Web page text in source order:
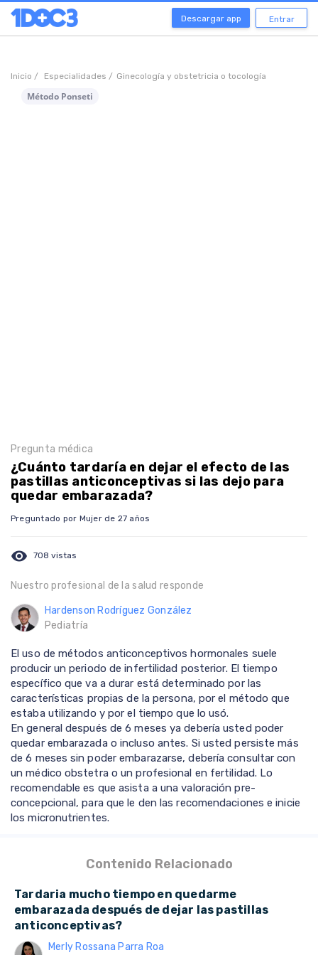
Descargar app Entrar
Inicio / Especialidades / Ginecología y obstetricia o tocología
Método Ponseti
Pregunta médica
¿Cuánto tardaría en dejar el efecto de las
pastillas anticonceptivas si las dejo para
quedar embarazada?
Preguntado por Mujer de 27 años
visibility 708 vistas
Nuestro profesional de la salud responde
Hardenson Rodríguez González
Pediatría
El uso de métodos anticonceptivos hormonales suele
producir un periodo de infertilidad posterior. El tiempo
específico que va a durar está determinado por las
características propias de la persona, por el método que
estaba utilizando y por el tiempo que lo usó.
En general después de 6 meses ya debería usted poder
quedar embarazada o incluso antes. Si usted persiste más
de 6 meses sin poder embarazarse, debería consultar con
un médico obstetra o un profesional en fertilidad. Lo
recomendable es que asista a una valoración pre-
concepcional, para que le den las recomendaciones e inicie
los micronutrientes.
Contenido Relacionado
Tardaria mucho tiempo en quedarme
embarazada después de dejar las pastillas
anticonceptivas?
Merly Rossana Parra Roa